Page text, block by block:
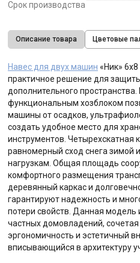
Срок производства
Описание товара Цветовые
Навес для двух машин «Ник»
практичное решение для
дополнительного пространства.
функциональным хозблоком
машины от осадков,
создать удобное место для
инструментов. Четырехскатная
равномерный сход снега зимой
нагрузкам. Общая площадь
комфортного размещения
деревянный каркас и
гарантируют надежность и
потери свойств. Данная модель
частных домовладений, сочетая
эргономичность и эстетичный
вписывающийся в архитектуру